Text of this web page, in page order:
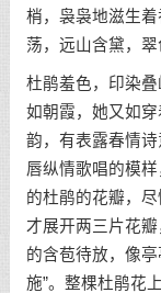
梢，袅袅地滋生
荡，远山含黛，翠
杜鹃羞色，印染
如朝霞，她又如
韵，有表露春情
唇纵情歌唱的模
的杜鹃的花瓣，
才展开两三片花
的含苞待放，像
施”。整棵杜鹃花